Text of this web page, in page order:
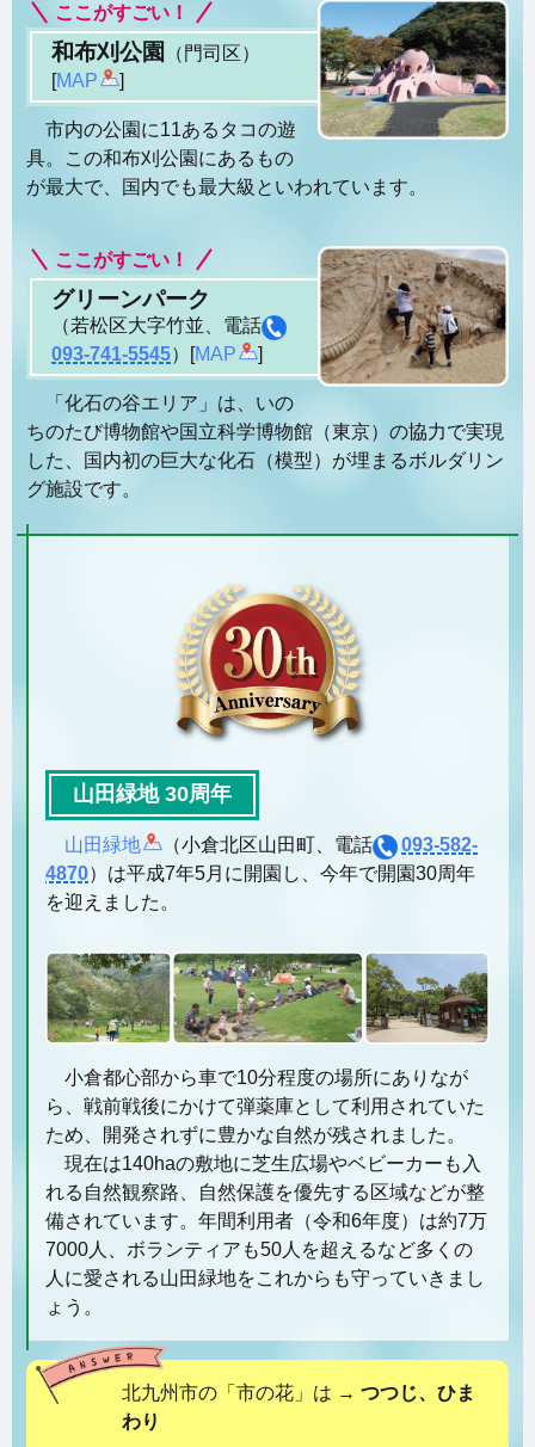
ここがすごい！
和布刈公園
（門司区）
[MAP ]
市内の公園に11あるタコの遊
具。この和布刈公園にあるもの
が最大で、国内でも最大級といわれています。
ここがすごい！
グリーンパーク
（若松区大字竹並、電話
093-741-5545）[MAP ]
「化石の谷エリア」は、いの
ちのたび博物館や国立科学博物館（東京）の協力で実現
した、国内初の巨大な化石（模型）が埋まるボルダリン
グ施設です。
山田緑地 30周年
山田緑地 （小倉北区山田町、電話
093-582-
4870）は平成7年5月に開園し、今年で開園30周年
を迎えました。
小倉都心部から車で10分程度の場所にありなが
ら、戦前戦後にかけて弾薬庫として利用されていた
ため、開発されずに豊かな自然が残されました。
現在は140haの敷地に芝生広場やベビーカーも入
れる自然観察路、自然保護を優先する区域などが整
備されています。年間利用者（令和6年度）は約7万
7000人、ボランティアも50人を超えるなど多くの
人に愛される山田緑地をこれからも守っていきまし
ょう。
北九州市の「市の花」は → つつじ、ひま
わり